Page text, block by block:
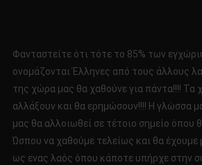
Φανταστείτε ότι τότε το 85% των
ονομάζονται Έλληνες από τους άλλους
της χώρα μας θα χαθούνε για πάντα!!!! Τα
αλλάξουν και θα ερημώσουν!!!! Η γλώσσα
μας θα αλλοιωθεί σε τέτοιο σημείο όπου
Ώσπου να χαθούμε τελείως και θα έχουμε
ως ενας λαός όπου κάποτε υπήρχε στην